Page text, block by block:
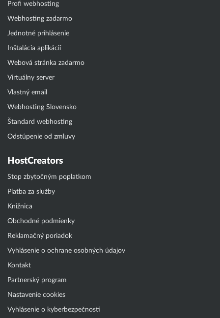
Profi webhosting
Webhosting zadarmo
Jednotné prihlásenie
Inštalácia aplikácií
Webová stránka zadarmo
Virtuálny server
Vlastný email
Webhosting Slovensko
Štandard webhosting
Odstúpenie od zmluvy
HostCreators
Stop zbytočným poplatkom
Platba za služby
Knižnica
Obchodné podmienky
Reklamačný poriadok
Vyhlásenie o ochrane osobných údajov
Kontakt
Partnerský program
Nastavenie cookies
Vyhlásenie o kyberbezpečnosti